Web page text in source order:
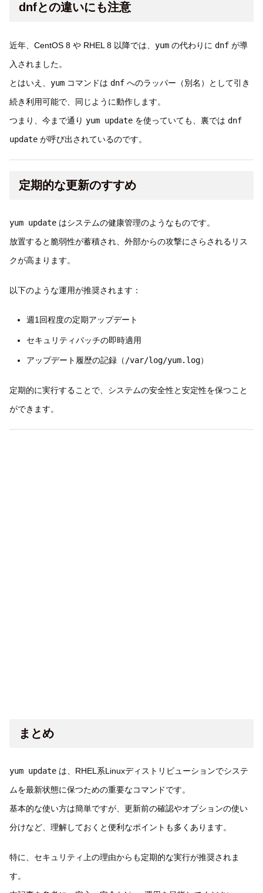
dnfとの違いにも注意
近年、CentOS 8 や RHEL 8 以降では、 yum の代わりに dnf が導
入されました。
とはいえ、 yum コマンドは dnf へのラッパー（別名）として引き
続き利用可能で、同じように動作します。
つまり、今まで通り yum update を使っていても、裏では dnf
update が呼び出されているのです。
定期的な更新のすすめ
yum update はシステムの健康管理のようなものです。
放置すると脆弱性が蓄積され、外部からの攻撃にさらされるリス
クが高まります。
以下のような運用が推奨されます：
週1回程度の定期アップデート
セキュリティパッチの即時適用
アップデート履歴の記録（/var/log/yum.log）
定期的に実行することで、システムの安全性と安定性を保つこと
ができます。
まとめ
yum update は、RHEL系Linuxディストリビューションでシステ
ムを最新状態に保つための重要なコマンドです。
基本的な使い方は簡単ですが、更新前の確認やオプションの使い
分けなど、理解しておくと便利なポイントも多くあります。
特に、セキュリティ上の理由からも定期的な実行が推奨されま
す。